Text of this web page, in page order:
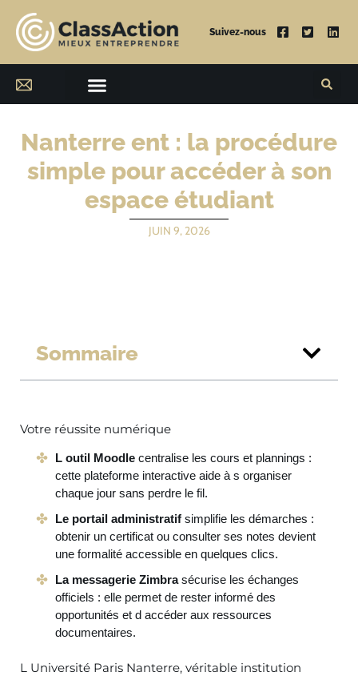
Suivez-nous
Nanterre ent : la procédure
simple pour accéder à son
espace étudiant
JUIN 9, 2026
Sommaire
Votre réussite numérique
L outil Moodle centralise les cours et plannings :
cette plateforme interactive aide à s organiser
chaque jour sans perdre le fil.
Le portail administratif simplifie les démarches :
obtenir un certificat ou consulter ses notes devient
une formalité accessible en quelques clics.
La messagerie Zimbrasécurise les échanges
officiels : elle permet de rester informé des
opportunités et d accéder aux ressources
documentaires.
L Université Paris Nanterre, véritable institution